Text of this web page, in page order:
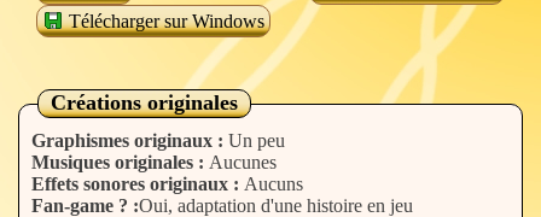
Forum
Se connecter
Télécharger sur Windows
Créations originales
Graphismes originaux : Un peu
Musiques originales : Aucunes
Effets sonores originaux : Aucuns
Fan-game ? :Oui, adaptation d'une histoire en jeu